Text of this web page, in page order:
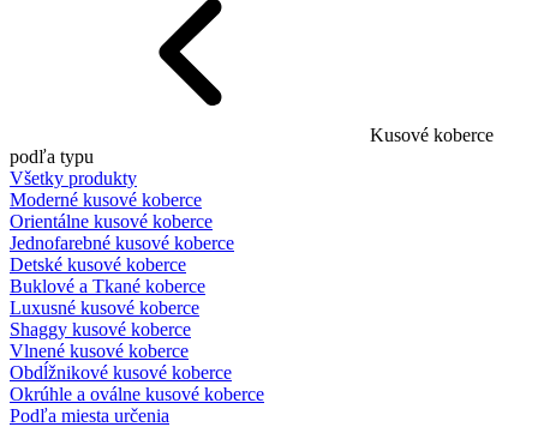
Kusové koberce
podľa typu
Všetky produkty
Moderné kusové koberce
Orientálne kusové koberce
Jednofarebné kusové koberce
Detské kusové koberce
Buklové a Tkané koberce
Luxusné kusové koberce
Shaggy kusové koberce
Vlnené kusové koberce
Obdĺžnikové kusové koberce
Okrúhle a oválne kusové koberce
Podľa miesta určenia